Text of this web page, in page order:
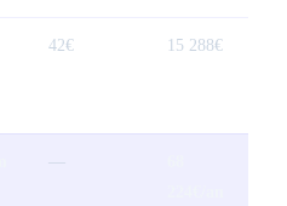
42€ 15 288€
—